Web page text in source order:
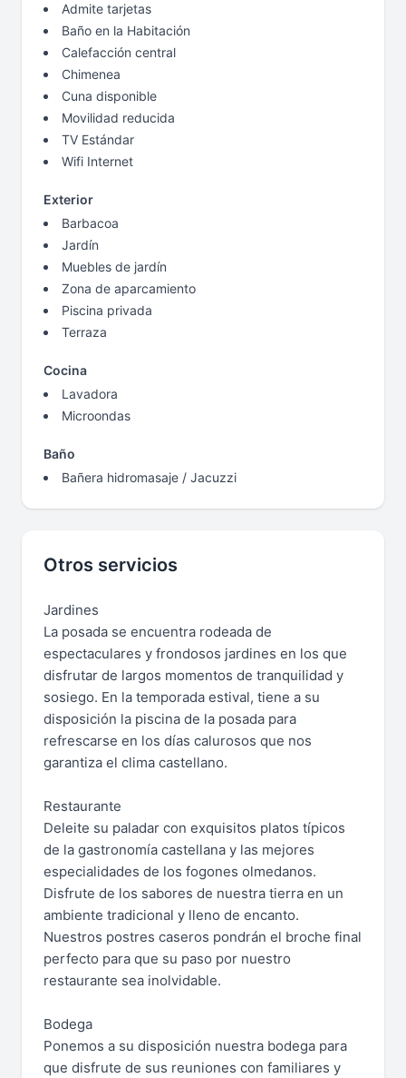
Admite tarjetas
Baño en la Habitación
Calefacción central
Chimenea
Cuna disponible
Movilidad reducida
TV Estándar
Wifi Internet
Exterior
Barbacoa
Jardín
Muebles de jardín
Zona de aparcamiento
Piscina privada
Terraza
Cocina
Lavadora
Microondas
Baño
Bañera hidromasaje / Jacuzzi
Otros servicios
Jardines
La posada se encuentra rodeada de
espectaculares y frondosos jardines en los que
disfrutar de largos momentos de tranquilidad y
sosiego. En la temporada estival, tiene a su
disposición la piscina de la posada para
refrescarse en los días calurosos que nos
garantiza el clima castellano.
Restaurante
Deleite su paladar con exquisitos platos típicos
de la gastronomía castellana y las mejores
especialidades de los fogones olmedanos.
Disfrute de los sabores de nuestra tierra en un
ambiente tradicional y lleno de encanto.
Nuestros postres caseros pondrán el broche final
perfecto para que su paso por nuestro
restaurante sea inolvidable.
Bodega
Ponemos a su disposición nuestra bodega para
que disfrute de sus reuniones con familiares y